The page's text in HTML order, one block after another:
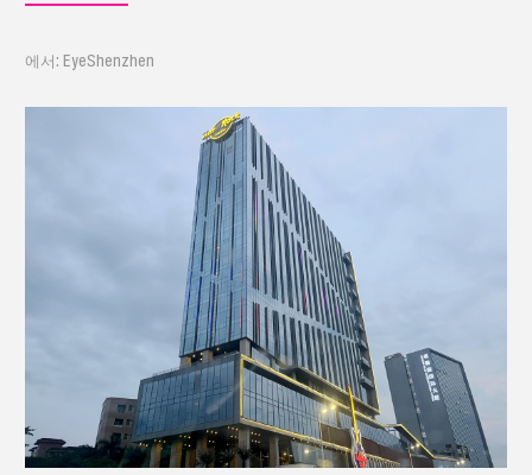
에서: EyeShenzhen